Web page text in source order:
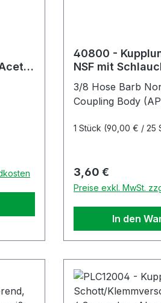
40800 -
NSF mit
Bauform
3/8 Hose Barb
Coupling Body
1 Stück (90,00 € / 25
Regulärer Preis:
3,60 €
Preise exkl. MwSt.
In den